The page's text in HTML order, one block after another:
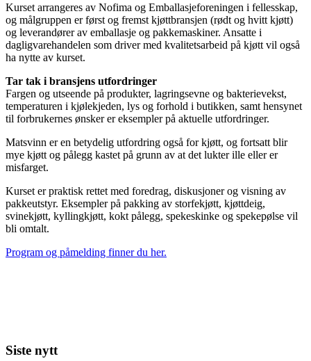
Kurset arrangeres av Nofima og Emballasjeforeningen i fellesskap,
og målgruppen er først og fremst kjøttbransjen (rødt og hvitt kjøtt)
og leverandører av emballasje og pakkemaskiner. Ansatte i
dagligvarehandelen som driver med kvalitetsarbeid på kjøtt vil også
ha nytte av kurset.
Tar tak i bransjens utfordringer
Fargen og utseende på produkter, lagringsevne og bakterievekst,
temperaturen i kjølekjeden, lys og forhold i butikken, samt hensynet
til forbrukernes ønsker er eksempler på aktuelle utfordringer.
Matsvinn er en betydelig utfordring også for kjøtt, og fortsatt blir
mye kjøtt og pålegg kastet på grunn av at det lukter ille eller er
misfarget.
Kurset er praktisk rettet med foredrag, diskusjoner og visning av
pakkeutstyr. Eksempler på pakking av storfekjøtt, kjøttdeig,
svinekjøtt, kyllingkjøtt, kokt pålegg, spekeskinke og spekepølse vil
bli omtalt.
Program og påmelding finner du her.
Siste nytt